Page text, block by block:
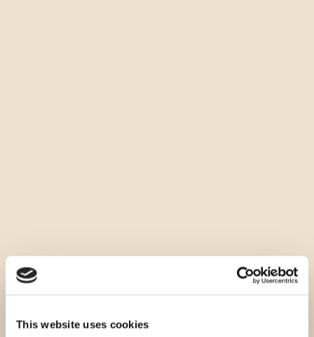
This website uses cookies